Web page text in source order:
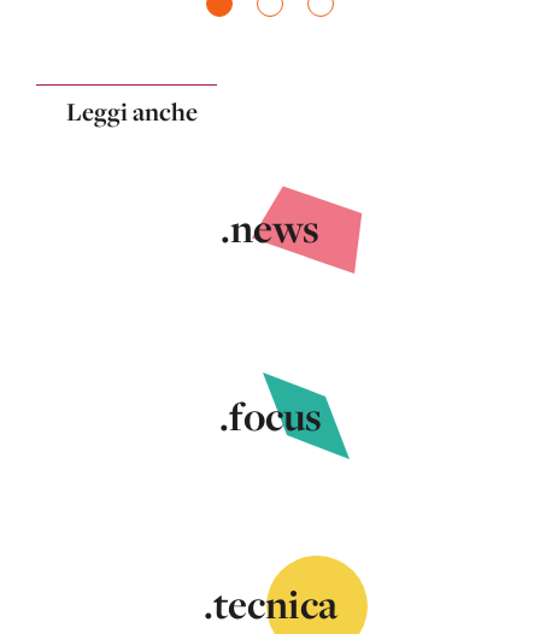
Leggi anche
.news
.focus
.tecnica